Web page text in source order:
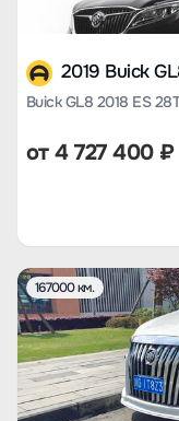
2019 Buick
Buick GL8 2018 ES
от4 727 400₽
167000 км.